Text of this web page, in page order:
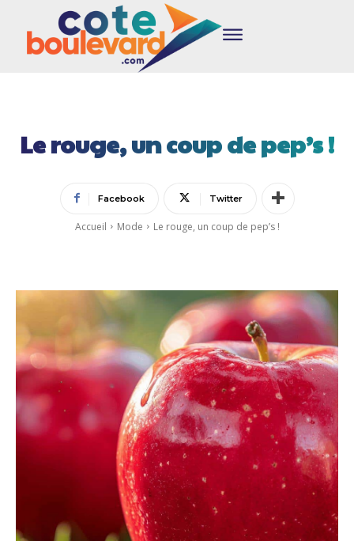
Le rouge, un coup de pep’s !
Facebook Twitter
Accueil Mode Le rouge, un coup de pep’s !